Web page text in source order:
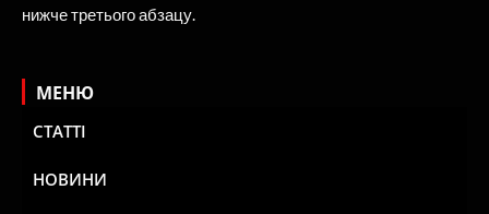
нижче третього абзацу.
МЕНЮ
СТАТТІ
НОВИНИ